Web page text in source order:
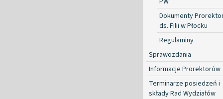
Dokumenty
ds. Filii w Płocku
Regulaminy
Sprawozdania
Informacje Prorektorów
Terminarze posiedzeń i
składy Rad Wydziałów